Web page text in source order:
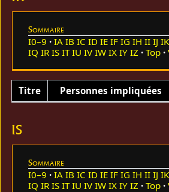
Sommaire
I0–9 IA IB IC ID IE IF IG IH II IJ IK
IQ IR IS IT IU IV IW IX IY IZ Top
Titre Personnes impliquées
IS
Sommaire
I0–9 IA IB IC ID IE IF IG IH II IJ IK
IQ IR IS IT IU IV IW IX IY IZ Top